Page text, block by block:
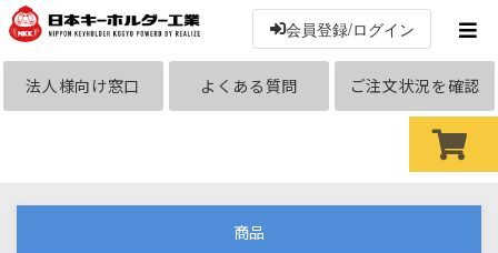
会員登録/ログイン
法人様向け窓口 よくある質問 ご注文状況を確認
商品